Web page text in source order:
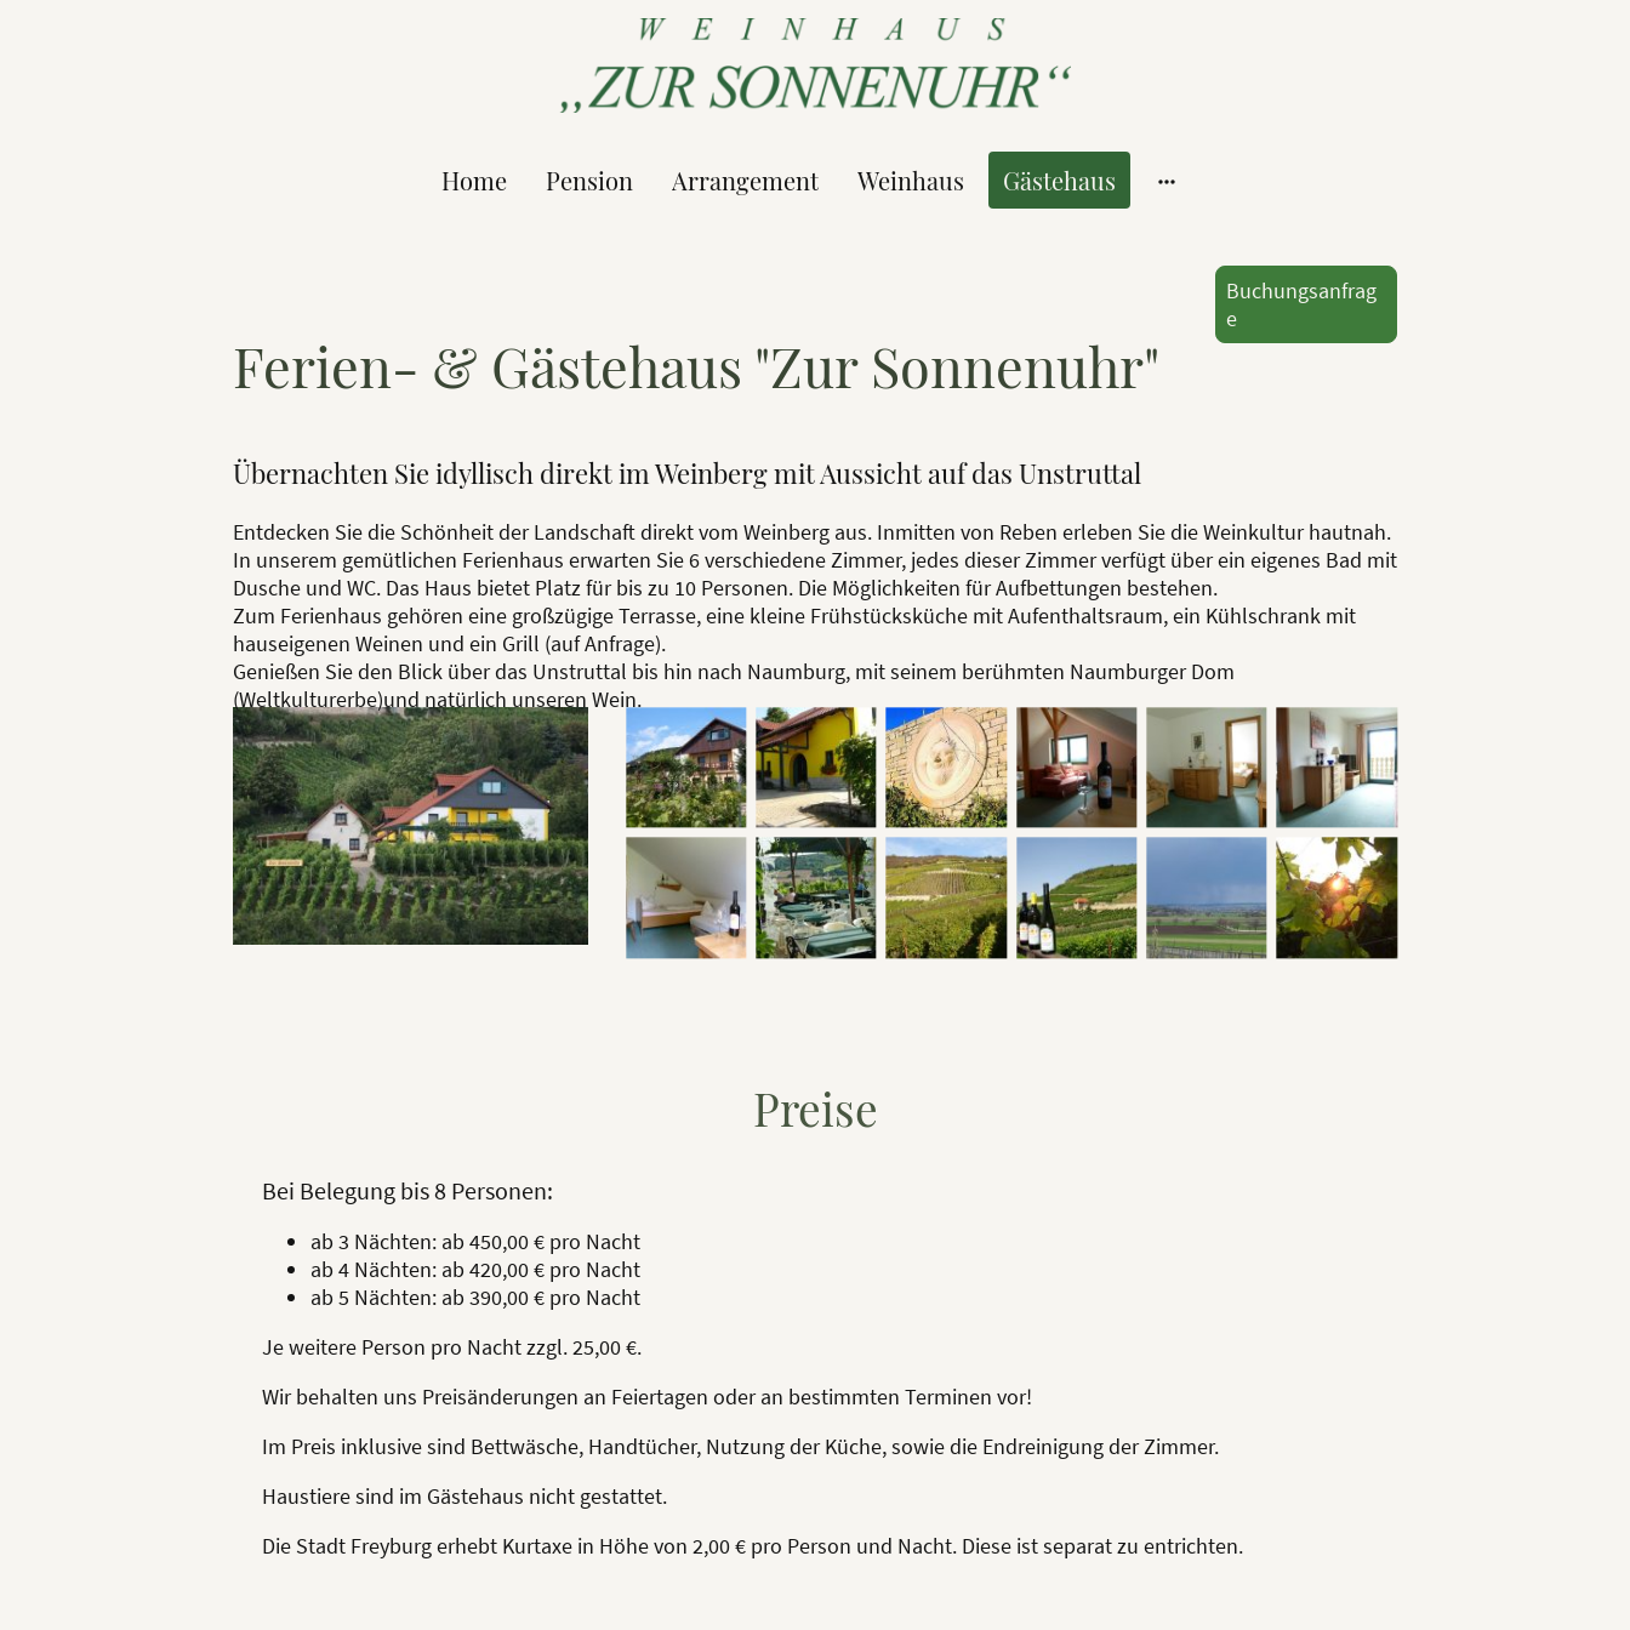
Home Pension Arrangement Weinhaus Gästehaus
Ferien- & Gästehaus "Zur Sonnenuhr"
Übernachten Sie idyllisch direkt im Weinberg mit Aussicht auf das Unstruttal
Entdecken Sie die Schönheit der Landschaft direkt vom Weinberg aus. Inmitten von Reben erleben Sie die Weinkultur hautnah.
In unserem gemütlichen Ferienhaus erwarten Sie 6 verschiedene Zimmer, jedes dieser Zimmer verfügt über ein eigenes Bad mit
Dusche und WC. Das Haus bietet Platz für bis zu 10 Personen. Die Möglichkeiten für Aufbettungen bestehen.
Zum Ferienhaus gehören eine großzügige Terrasse, eine kleine Frühstücksküche mit Aufenthaltsraum, ein Kühlschrank mit
hauseigenen Weinen und ein Grill (auf Anfrage).
Genießen Sie den Blick über das Unstruttal bis hin nach Naumburg, mit seinem berühmten Naumburger Dom
(Weltkulturerbe)und natürlich unseren Wein.
Buchungsanfrag
e
Preise
Bei Belegung bis 8 Personen:
ab 3 Nächten: ab 450,00 € pro Nacht
ab 4 Nächten: ab 420,00 € pro Nacht
ab 5 Nächten: ab 390,00 € pro Nacht
Je weitere Person pro Nacht zzgl. 25,00 €.
Wir behalten uns Preisänderungen an Feiertagen oder an bestimmten Terminen vor!
Im Preis inklusive sind Bettwäsche, Handtücher, Nutzung der Küche, sowie die Endreinigung der Zimmer.
Haustiere sind im Gästehaus nicht gestattet.
Die Stadt Freyburg erhebt Kurtaxe in Höhe von 2,00 € pro Person und Nacht. Diese ist separat zu entrichten.